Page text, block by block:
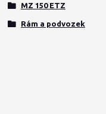
MZ 150 ETZ
Rám a podvozek